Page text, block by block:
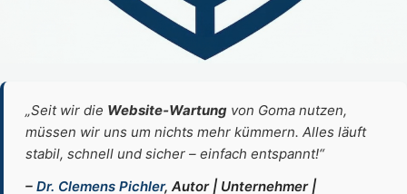
„Seit wir die Website‑Wartung von Goma nutzen,
müssen wir uns um nichts mehr kümmern. Alles läuft
stabil, schnell und sicher – einfach entspannt!“
– Dr. Clemens Pichler, Autor | Unternehmer |